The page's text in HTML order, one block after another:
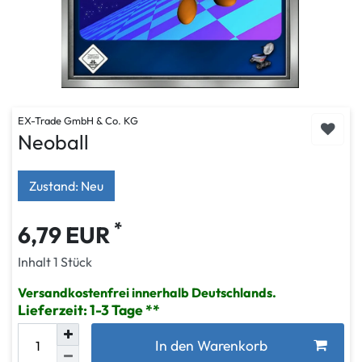
EX-Trade GmbH & Co. KG
Neoball
Zustand: Neu
6,79 EUR *
Inhalt1 Stück
Versandkostenfrei innerhalb Deutschlands.
Lieferzeit: 1-3 Tage
In den Warenkorb